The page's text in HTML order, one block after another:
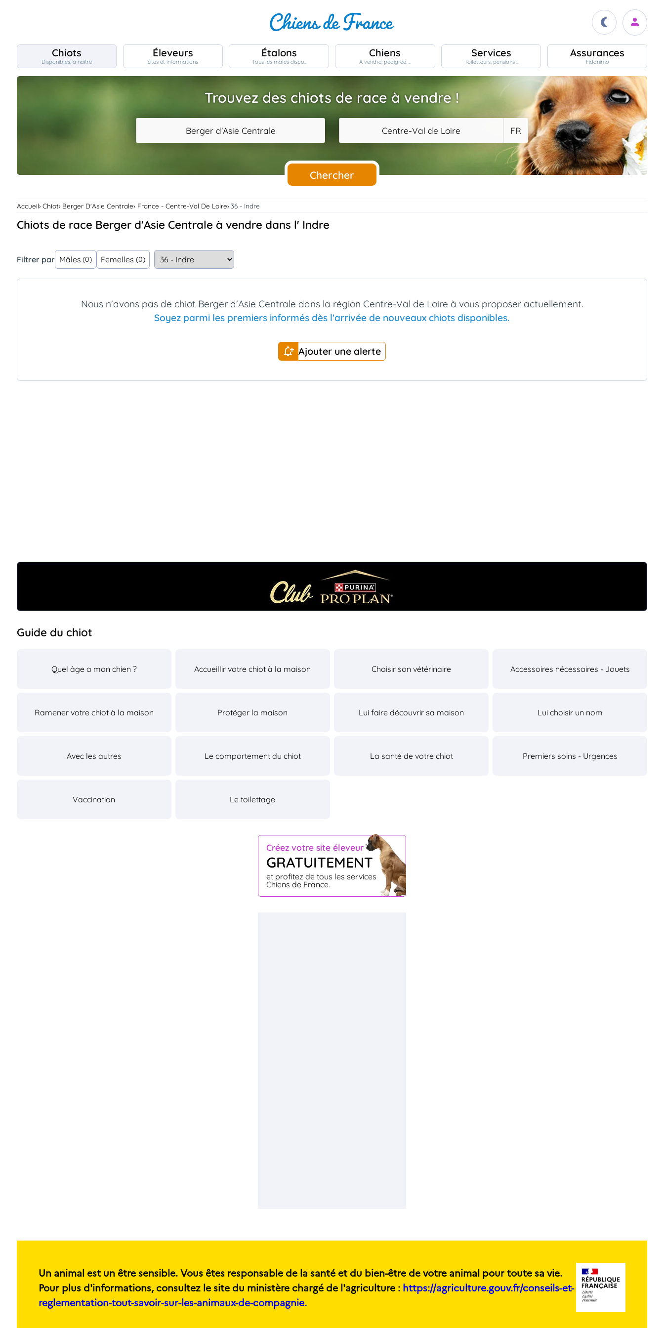
Chiots
Assurances
Connexion
Chiots
Disponibles, à naître
Éleveurs
Sites et informations
Étalons
Tous les mâles dispo..
Chiens
A vendre, pedigree, ..
Services
Toiletteurs, pensions ..
Assurances
Fidanimo
Trouvez des chiots de race à vendre !
Berger d'Asie Centrale Centre-Val de Loire FR
Chercher
Accueil Chiot Berger D'Asie Centrale France - Centre-Val De Loire 36 - Indre
Chiots de race Berger d'Asie Centrale à vendre dans l' Indre
Filtrer par Mâles (0) Femelles (0)
Nous n'avons pas de chiot Berger d'Asie Centrale dans la région Centre-Val de Loire à vous proposer actuellement.
Soyez parmi les premiers informés dès l'arrivée de nouveaux chiots disponibles.
Ajouter une alerte
Créez votre site éleveur
GRATUITEMENT
et profitez de tous les services
Chiens de France.
Guide du chiot
Quel âge a mon chien ? Accueillir votre chiot à la maison Choisir son vétérinaire Accessoires nécessaires - Jouets
Ramener votre chiot à la maison Protéger la maison Lui faire découvrir sa maison Lui choisir un nom
Avec les autres Le comportement du chiot La santé de votre chiot Premiers soins - Urgences
Vaccination Le toilettage
Un animal est un être sensible. Vous êtes responsable de la santé et du bien-être de votre animal pour toute sa vie.
Pour plus d'informations, consultez le site du ministère chargé de l'agriculture : https://agriculture.gouv.fr/conseils-et-
reglementation-tout-savoir-sur-les-animaux-de-compagnie.